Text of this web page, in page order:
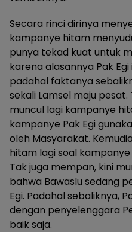
Secara rinci dirinya
kampanye hitam
punya tekad kuat untuk
karena alasannya Pak
padahal faktanya
sekali Lamsel maju
muncul lagi kampanye
kampanye Pak Egi
oleh Masyarakat.
hitam lagi soal
Tak juga mempan, kini
bahwa Bawaslu sedang
Egi. Padahal sebaliknya,
dengan penyelenggara
baik saja.